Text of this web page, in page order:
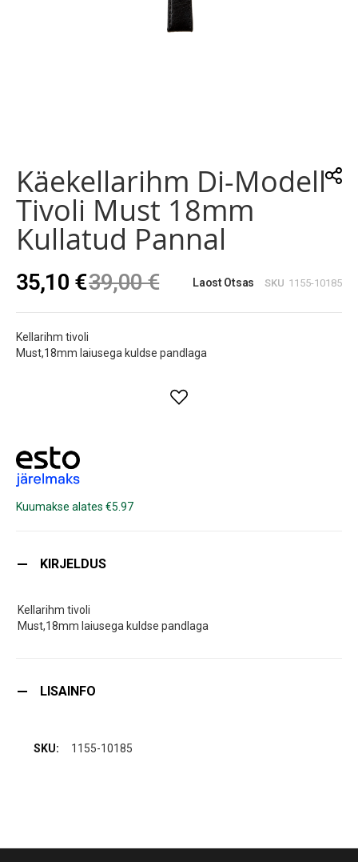
beginning
of
the
images
gallery
Käekellarihm Di-Modell
Tivoli Must 18mm
Kullatud Pannal
35,10 €39,00 € Laost Otsas SKU 1155-10185
Kellarihm tivoli
Must,18mm laiusega kuldse pandlaga
Kuumakse alates €5.97
KIRJELDUS
Kellarihm tivoli
Must,18mm laiusega kuldse pandlaga
LISAINFO
1155-10185